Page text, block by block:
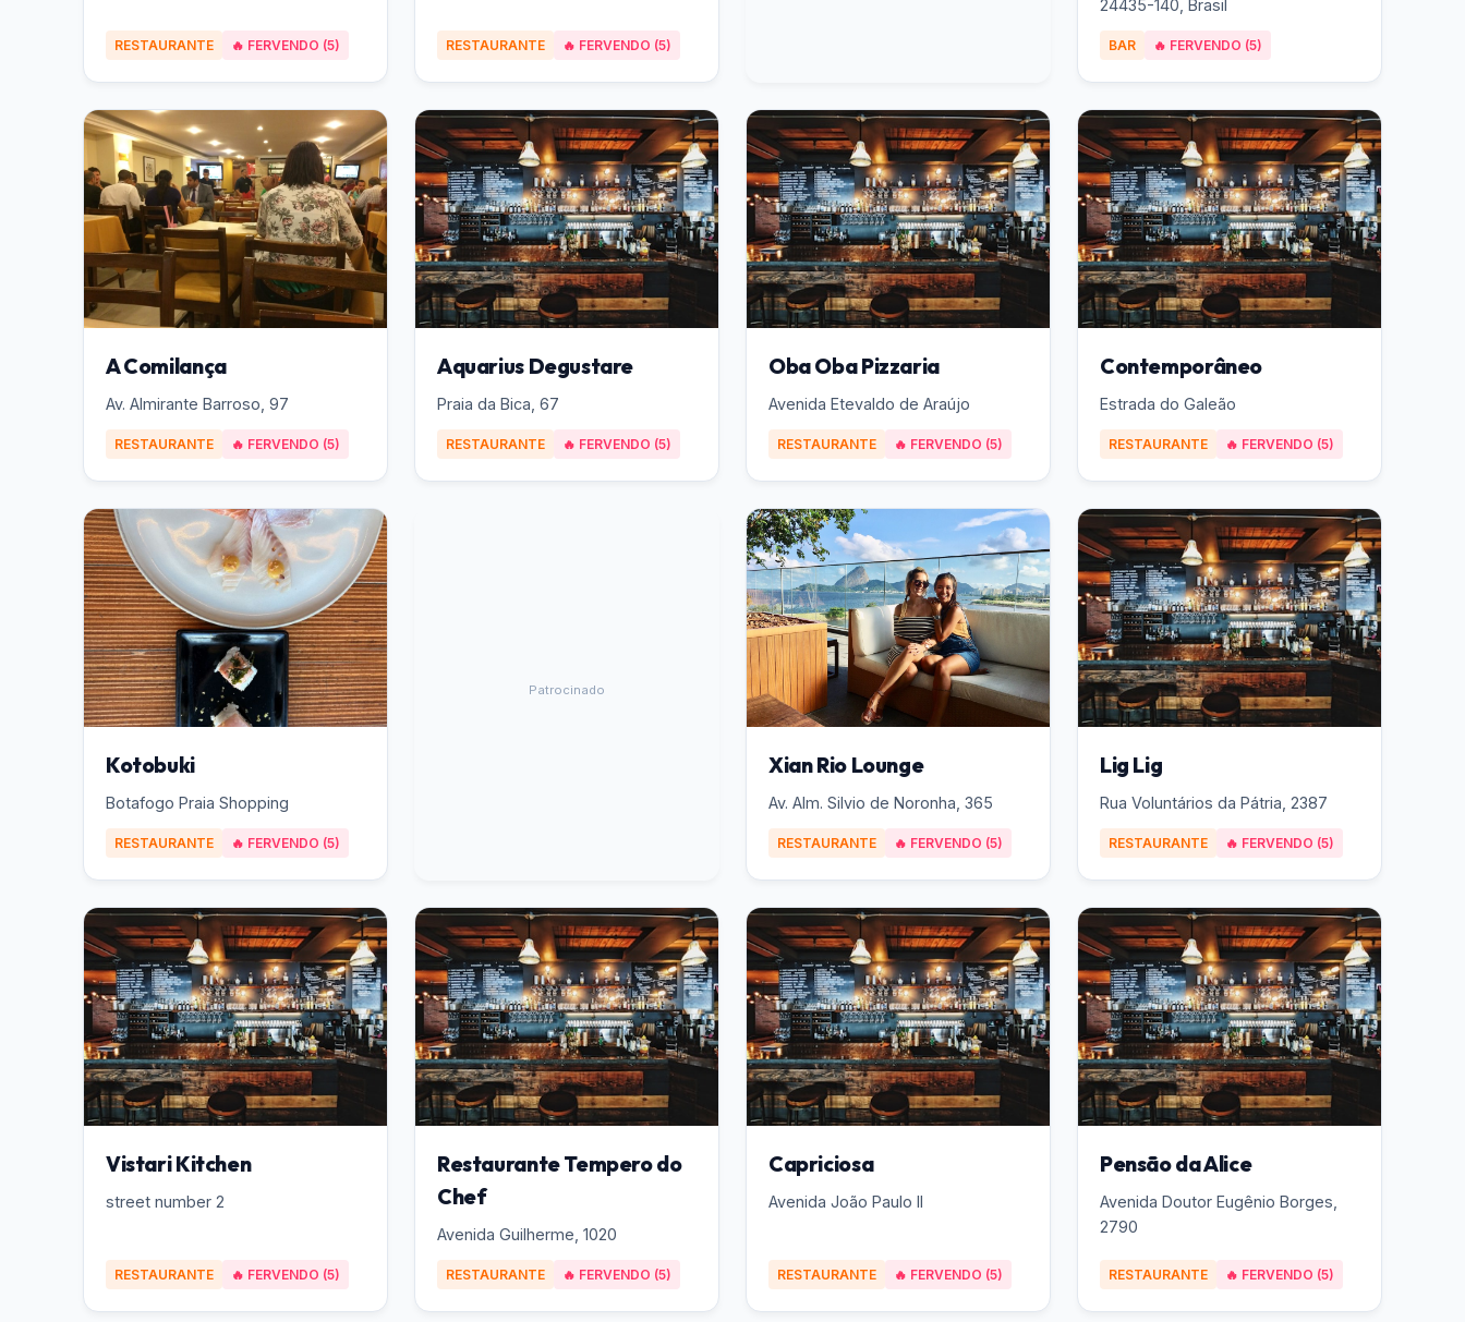
RESTAURANTE 🔥 FERVENDO (5) RESTAURANTE 🔥 FERVENDO (5)
24435-140, Brasil
BAR 🔥 FERVENDO (5)
A Comilança
Av. Almirante Barroso, 97
RESTAURANTE 🔥 FERVENDO (5)
Aquarius Degustare
Praia da Bica, 67
RESTAURANTE 🔥 FERVENDO (5)
Oba Oba Pizzaria
Avenida Etevaldo de Araújo
RESTAURANTE 🔥 FERVENDO (5)
Contemporâneo
Estrada do Galeão
RESTAURANTE 🔥 FERVENDO (5)
Kotobuki
Botafogo Praia Shopping
RESTAURANTE 🔥 FERVENDO (5)
Patrocinado
Xian Rio Lounge
Av. Alm. Silvio de Noronha, 365
RESTAURANTE 🔥 FERVENDO (5)
Lig Lig
Rua Voluntários da Pátria, 2387
RESTAURANTE 🔥 FERVENDO (5)
Vistari Kitchen
street number 2
RESTAURANTE 🔥 FERVENDO (5)
Restaurante Tempero do
Chef
Avenida Guilherme, 1020
RESTAURANTE 🔥 FERVENDO (5)
Capriciosa
Avenida João Paulo II
RESTAURANTE 🔥 FERVENDO (5)
Pensão da Alice
Avenida Doutor Eugênio Borges,
2790
RESTAURANTE 🔥 FERVENDO (5)